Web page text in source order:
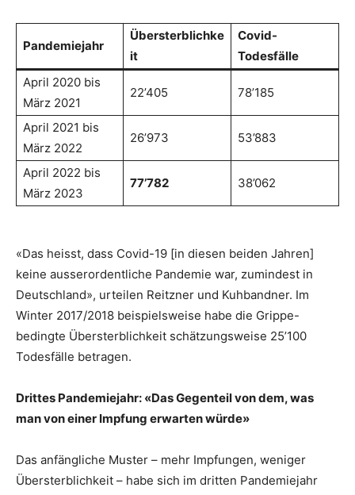
Pandemiejahr
Übersterblichke
it
Covid-
Todesfälle
April 2020 bis
März 2021
22’405 78’185
April 2021 bis
März 2022
26’973 53’883
April 2022 bis
März 2023
77’782 38’062
«Das heisst, dass Covid-19 [in diesen beiden Jahren]
keine ausserordentliche Pandemie war, zumindest in
Deutschland», urteilen Reitzner und Kuhbandner. Im
Winter 2017/2018 beispielsweise habe die Grippe-
bedingte Übersterblichkeit schätzungsweise 25’100
Todesfälle betragen.
Drittes Pandemiejahr: «Das Gegenteil von dem, was
man von einer Impfung erwarten würde»
Das anfängliche Muster – mehr Impfungen, weniger
Übersterblichkeit – habe sich im dritten Pandemiejahr